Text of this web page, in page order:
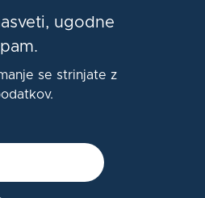
ugodne
se strinjate z